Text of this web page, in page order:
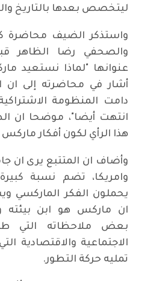
ليتخصص بعدها بالتاريخ
واستذكر الضيف محاضرة
والصحفي رضا الظاهر
عنوانها "لماذا نستعيد
أشار في محاضرته إلى ان
دامت المنظومة
انتهت أيضا"، موضحا ان
هذا الرأي لكون أفكار ماركس
وأضاف ان المتتبع يرى ان
وامريكا، تضم نسبة
يحملون الفكر الماركسي
ان ماركس هو ابن بيئته
بعض ملاحظاته التي
الاجتماعية والاقتصادية
تمليه حركة التطور.